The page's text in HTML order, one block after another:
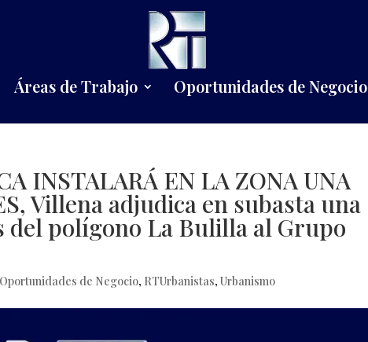
Áreas de Trabajo Oportunidades de Negocio
INSTALARÁ EN LA ZONA UNA
Villena adjudica en subasta una
del polígono La Bulilla al Grupo
Oportunidades de Negocio, RTUrbanistas,Urbanismo